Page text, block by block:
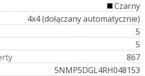
Czarny
4x4 (dołączany automatycznie)
5
5
rty
867
5NMP5DGL4RH048153